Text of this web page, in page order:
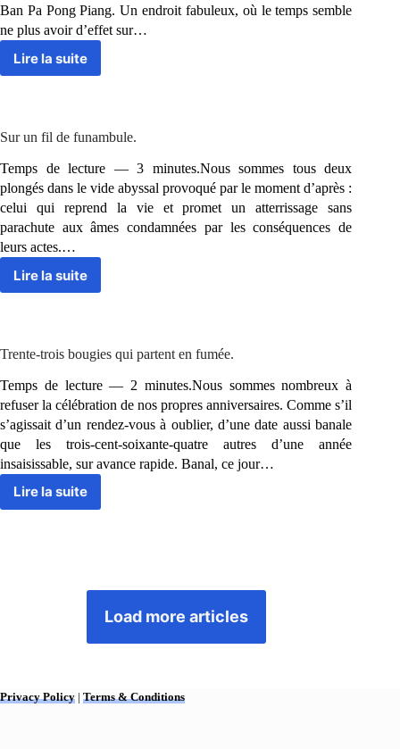
Ban Pa Pong Piang. Un endroit fabuleux, où le temps semble
ne plus avoir d’effet sur…
Lire la suite
Mourir
Sur un fil de funambule.
Temps de lecture — 3 minutes.Nous sommes tous deux
plongés dans le vide abyssal provoqué par le moment d’après :
celui qui reprend la vie et promet un atterrissage sans
parachute aux âmes condamnées par les conséquences de
leurs actes.…
Lire la suite
Sur
funambule.
Trente-trois bougies qui partent en fumée.
Temps de lecture — 2 minutes.Nous sommes nombreux à
refuser la célébration de nos propres anniversaires. Comme s’il
s’agissait d’un rendez-vous à oublier, d’une date aussi banale
que les trois-cent-soixante-quatre autres d’une année
insaisissable, sur avance rapide. Banal, ce jour…
Lire la suite
Trente-
Load more articles
Privacy Policy | Terms & Conditions